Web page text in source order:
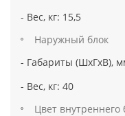
- Вес, кг: 15,5
Наружный блок
- Габариты (ШхГхВ),
- Вес, кг: 40
Цвет